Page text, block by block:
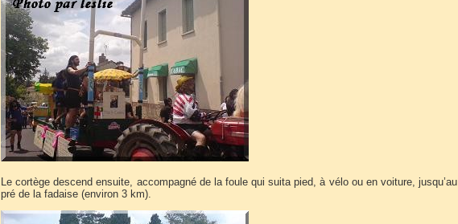
Le cortège descend ensuite, accompagné de la foule qui suita pied, à vélo ou en voiture, jusqu’au
pré de la fadaise (environ 3 km).